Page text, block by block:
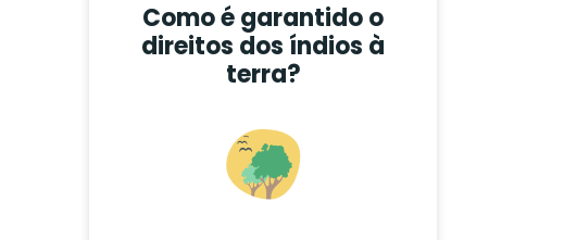
Como é garantido o
direitos dos índios à
terra?